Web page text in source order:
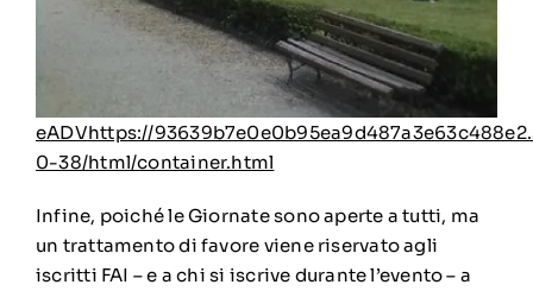
eADVhttps://
0-38/html/container.html
Infine, poiché le Giornate sono aperte a tutti, ma
un trattamento di favore viene riservato agli
iscritti FAI – e a chi si iscrive durante l’evento – a